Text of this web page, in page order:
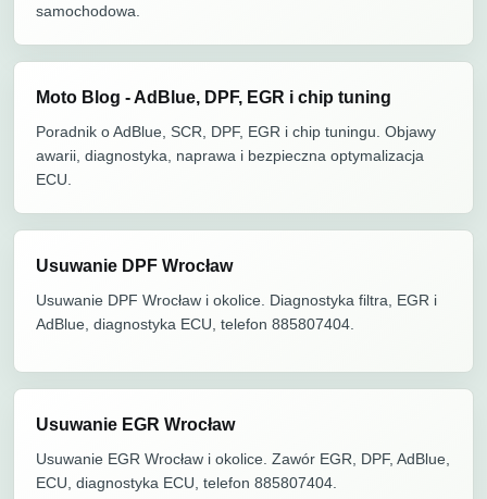
samochodowa.
Moto Blog - AdBlue, DPF, EGR i chip tuning
Poradnik o AdBlue, SCR, DPF, EGR i chip tuningu. Objawy
awarii, diagnostyka, naprawa i bezpieczna optymalizacja
ECU.
Usuwanie DPF Wrocław
Usuwanie DPF Wrocław i okolice. Diagnostyka filtra, EGR i
AdBlue, diagnostyka ECU, telefon 885807404.
Usuwanie EGR Wrocław
Usuwanie EGR Wrocław i okolice. Zawór EGR, DPF, AdBlue,
ECU, diagnostyka ECU, telefon 885807404.